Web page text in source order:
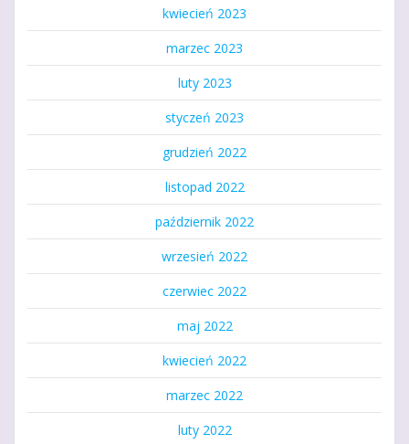
kwiecień 2023
marzec 2023
luty 2023
styczeń 2023
grudzień 2022
listopad 2022
październik 2022
wrzesień 2022
czerwiec 2022
maj 2022
kwiecień 2022
marzec 2022
luty 2022